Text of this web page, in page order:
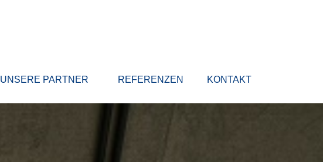
UNSERE PARTNER REFERENZEN KONTAKT